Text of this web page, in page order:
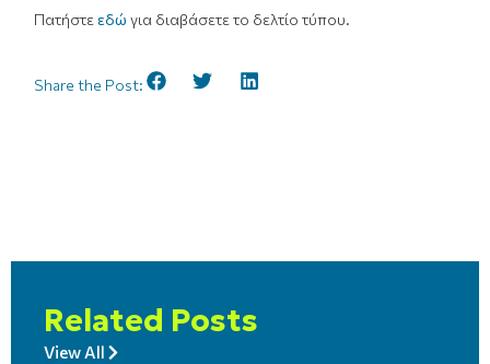
Πατήστεεδώ για διαβάσετε το δελτίο τύπου.
Share the Post:
Related Posts
View All